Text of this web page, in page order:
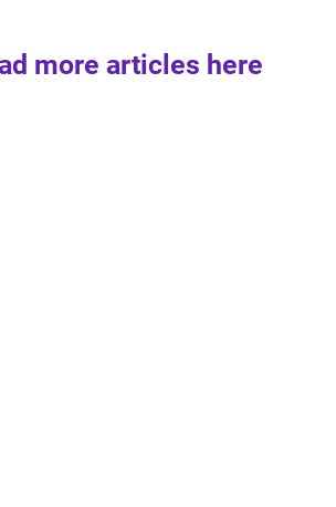
more articles here